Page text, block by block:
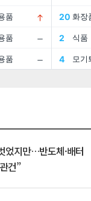
었지만…반도체·배터
건”